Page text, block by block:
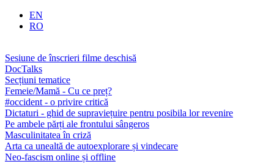
EN
RO
Sesiune de înscrieri filme deschisă
DocTalks
Secțiuni tematice
Femeie/Mamă - Cu ce preț?
#occident - o privire critică
Dictaturi - ghid de supraviețuire pentru posibila lor revenire
Pe ambele părți ale frontului sângeros
Masculinitatea în criză
Arta ca unealtă de autoexplorare și vindecare
Neo-fascism online și offline